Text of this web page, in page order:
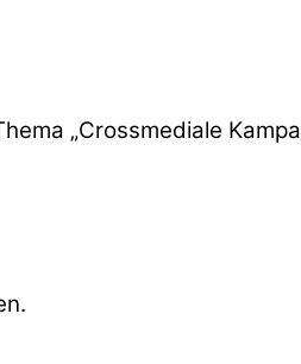
„Crossmediale